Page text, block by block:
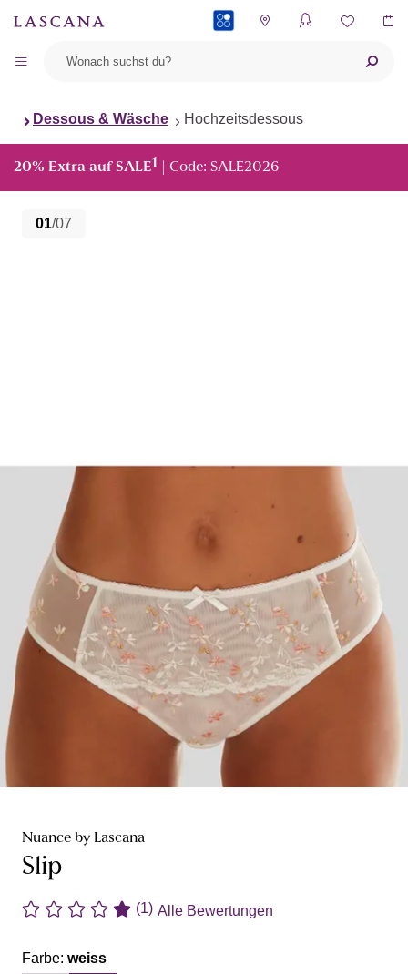
Dessous & Wäsche Hochzeitsdessous
20% Extra auf SALE1 | Code: SALE2026
01/07
Nuance by Lascana
Slip
(1) Alle Bewertungen
Farbe: weiss